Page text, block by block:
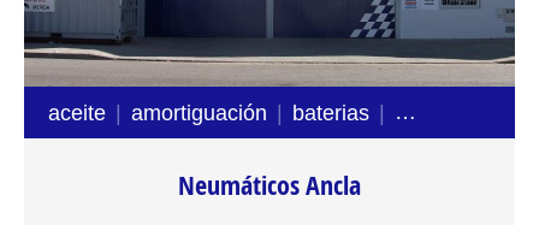
clientes un servicio completo de mantenimiento del
aceite amortiguación baterias frenos
Neumáticos Ancla